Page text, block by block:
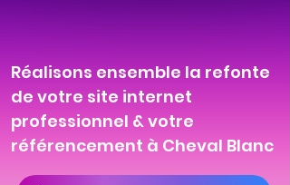
Réalisons ensemble la refonte
de votre site internet
professionnel & votre
référencement à Cheval Blanc